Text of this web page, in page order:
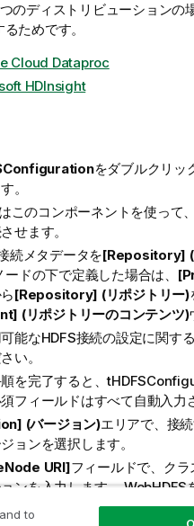
のディストリビューションの
ためです。
Cloud Dataproc
HDInsight
をダブルクリッ
。
このコンポーネントを使って
せます。
続メタデータを[Repository] (
ードの下で定義した場合は、
[Repository] (リポジトリー)
(リポジトリーのコンテンツ)
能なHDFS接続の設定に関す
い。
を完了すると、
フィールドはすべて自動入力
(バージョン)エリアで、接
ョンを選択します。
URI]フィールドで、ク
ンを入力します。WebHDFS
masternode:portnumberと
to